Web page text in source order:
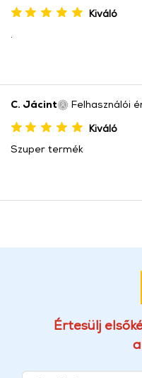
Kiváló
C. Jácint Felhasználói
Kiváló
Szuper termék
Értesülj